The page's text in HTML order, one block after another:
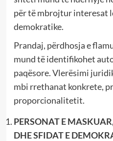
për të mbrojtur interesat
demokratike.
Prandaj, përdhosja e
mund të identifikohet
paqësore. Vlerësimi
mbi rrethanat konkrete,
proporcionalitetit.
PERSONAT E
DHE SFIDAT E